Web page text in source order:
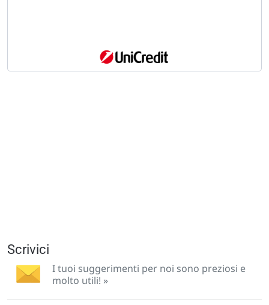
Scrivici
I tuoi suggerimenti per noi sono preziosi e
molto utili! »